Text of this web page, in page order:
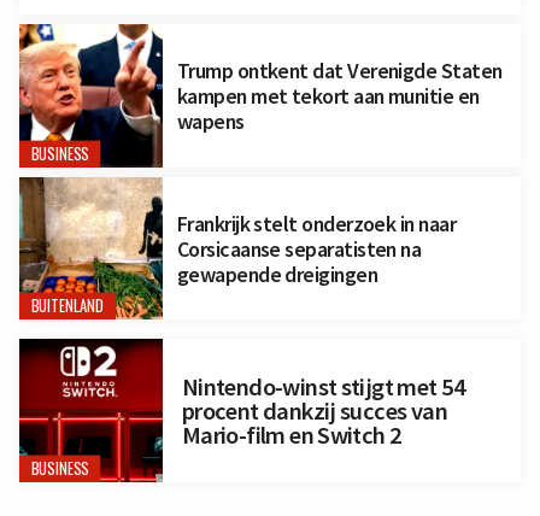
BUSINESS
Trump ontkent dat Verenigde Staten
kampen met tekort aan munitie en
wapens
BUITENLAND
Frankrijk stelt onderzoek in naar
Corsicaanse separatisten na
gewapende dreigingen
BUSINESS
Nintendo-winst stijgt met 54
procent dankzij succes van
Mario-film en Switch 2